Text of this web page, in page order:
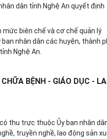
dân tỉnh Nghệ An quyết định
mức biên chế và cơ chế quản lý
nhân dân các huyện, thành
Nghệ An.
BỆNH - GIÁO DỤC -
thu trực thuộc Ủy ban nhân
truyền nghề, lao động sản